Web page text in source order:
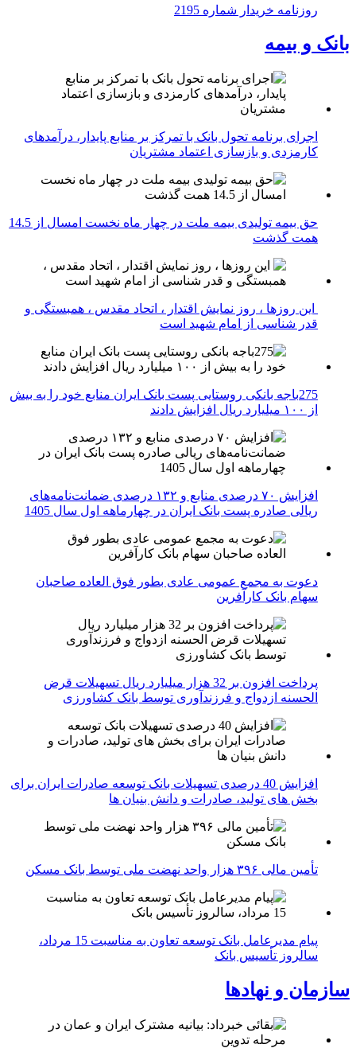
روزنامه خریدار شماره 2195
بانک و بیمه
اجرای برنامه تحول بانک با تمرکز بر منابع پایدار، درآمدهای
کارمزدی و بازسازی اعتماد مشتریان
حق بیمه تولیدی بیمه ملت در چهار ماه نخست امسال از 14.5
همت گذشت
این روزها ، روز نمایش اقتدار ، اتحاد مقدس ، همبستگی و
قدر شناسی از امام شهید است
275باجه بانکی روستایی پست بانک ایران منابع خود را به بیش
از ۱۰۰ میلیارد ریال افزایش دادند
افزایش ۷۰ درصدی منابع و ۱۳۲ درصدی ضمانت‌نامه‌های
ریالی صادره پست بانک ایران در چهارماهه اول سال 1405
دعوت به مجمع عمومی عادی بطور فوق العاده صاحبان
سهام بانک کارآفرین
پرداخت افزون بر 32 هزار میلیارد ریال تسهیلات قرض
الحسنه ازدواج و فرزندآوری توسط بانک کشاورزی
افزایش 40 درصدی تسهیلات بانک توسعه صادرات ایران برای
بخش های تولید، صادرات و دانش بنیان ها
تأمین مالی ۳۹۶ هزار واحد نهضت ملی توسط بانک مسکن
پیام مدیرعامل بانک توسعه تعاون به مناسبت 15 مرداد،
سالروز تأسیس بانک
سازمان و نهادها